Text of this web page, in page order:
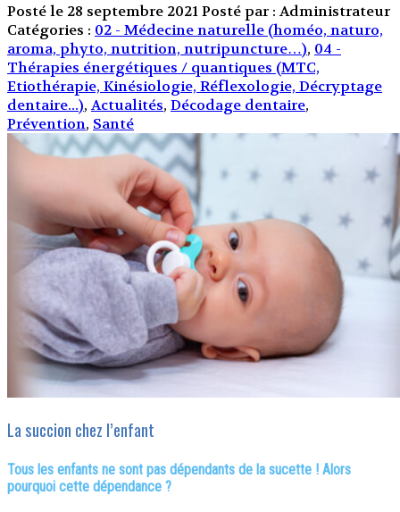
Posté le 28 septembre 2021Posté par : Administrateur
Catégories : 02 - Médecine naturelle (homéo, naturo,
aroma, phyto, nutrition, nutripuncture…), 04 -
Thérapies énergétiques / quantiques (MTC,
Etiothérapie, Kinésiologie, Réflexologie, Décryptage
dentaire...),Actualités, Décodage dentaire,
Prévention, Santé
La succion chez l’enfant
Tous les enfants ne sont pas dépendants de la sucette ! Alors
pourquoi cette dépendance ?